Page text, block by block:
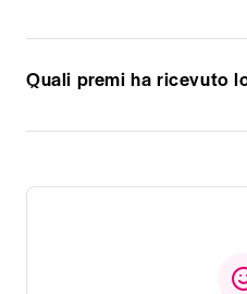
Quali premi ha ricevuto